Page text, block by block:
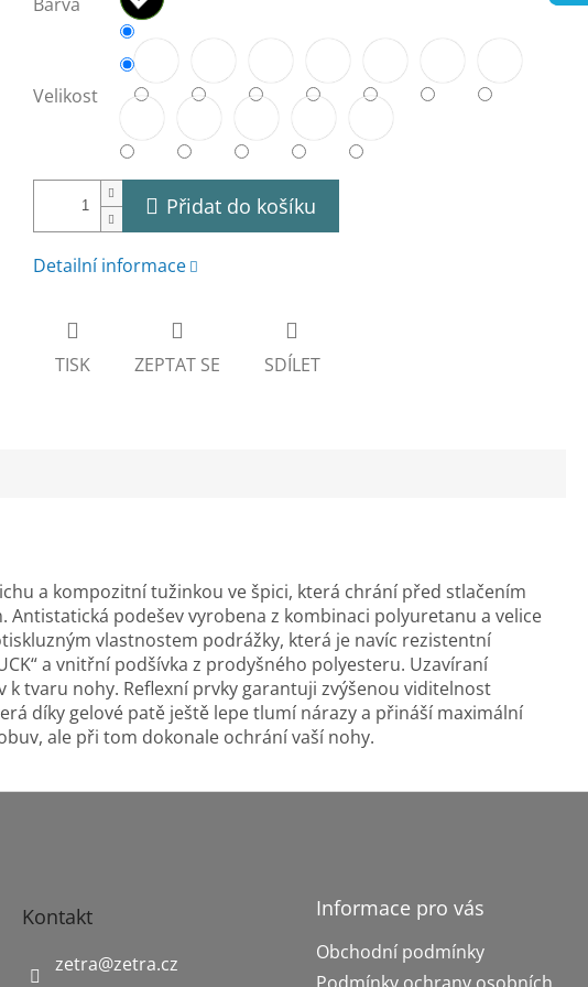
Velikost
Přidat do košíku
Detailní informace
TISK ZEPTAT SE SDÍLET
a kompozitní tužinkou ve špici, která chrání před stlačením
Antistatická podešev vyrobena z kombinaci polyuretanu a velice
vlastnostem podrážky, která je navíc rezistentní
a vnitřní podšívka z prodyšného polyesteru. Uzavíraní
tvaru nohy. Reflexní prvky garantuji zvýšenou viditelnost
díky gelové patě ještě lepe tlumí nárazy a přináší maximální
ale při tom dokonale ochrání vaší nohy.
Kontakt
zetra@zetra.cz
Informace pro vás
Obchodní podmínky